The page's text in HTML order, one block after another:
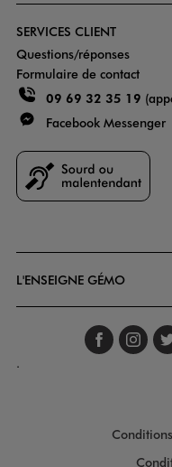
SERVICES CLIENT
Questions/réponses
Formulaire de contact
09 69 32 35 19
Facebook Messenger
L'ENSEIGNE GÉMO
.